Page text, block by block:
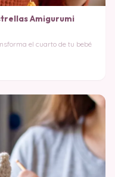
Amigurumi
el cuarto de tu bebé